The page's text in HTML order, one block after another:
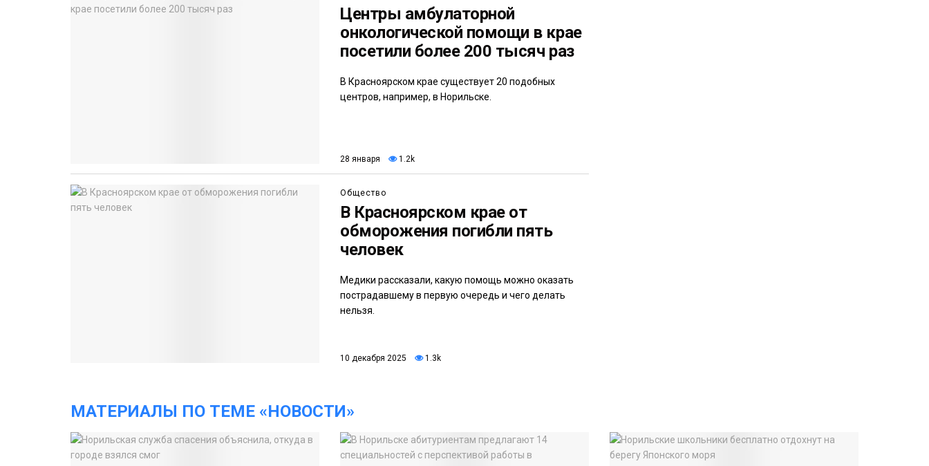
Центры амбулаторной
онкологической помощи в крае
посетили более 200 тысяч раз
В Красноярском крае существует 20 подобных
центров, например, в Норильске.
28 января 1.2k
Общество
В Красноярском крае от
обморожения погибли пять
человек
Медики рассказали, какую помощь можно оказать
пострадавшему в первую очередь и чего делать
нельзя.
10 декабря 2025 1.3k
МАТЕРИАЛЫ ПО ТЕМЕ «НОВОСТИ»